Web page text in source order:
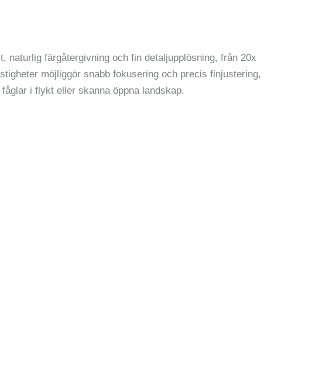
naturlig färgåtergivning och fin detaljupplösning, från 20x
möjliggör snabb fokusering och precis finjustering,
i flykt eller skanna öppna landskap.